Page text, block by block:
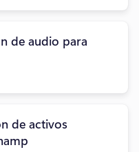
de audio para
de activos